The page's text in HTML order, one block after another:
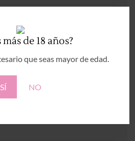
más de 18 años?
que seas mayor de edad.
SÍ NO